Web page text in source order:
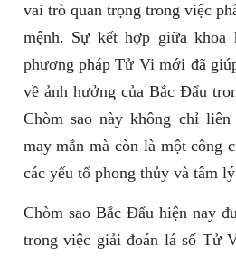
vai trò quan trọng trong việc
mệnh. Sự kết hợp giữa khoa
phương pháp Tử Vi mới đã
về ảnh hưởng của Bắc Đẩu
Chòm sao này không chỉ
may mắn mà còn là một công
các yếu tố phong thủy và tâm
Chòm sao Bắc Đẩu hiện nay
trong việc giải đoán lá số Tử